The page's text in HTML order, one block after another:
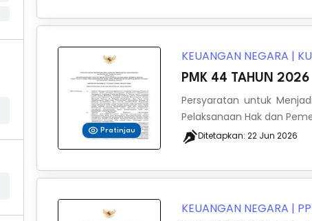
Pratinjau
KEUANGAN NEGARA |
PMK 44 TAHUN 2026
Persyaratan untuk
Pelaksanaan Hak dan
Ditetapkan:22 Jun 2026
KEUANGAN NEGARA |